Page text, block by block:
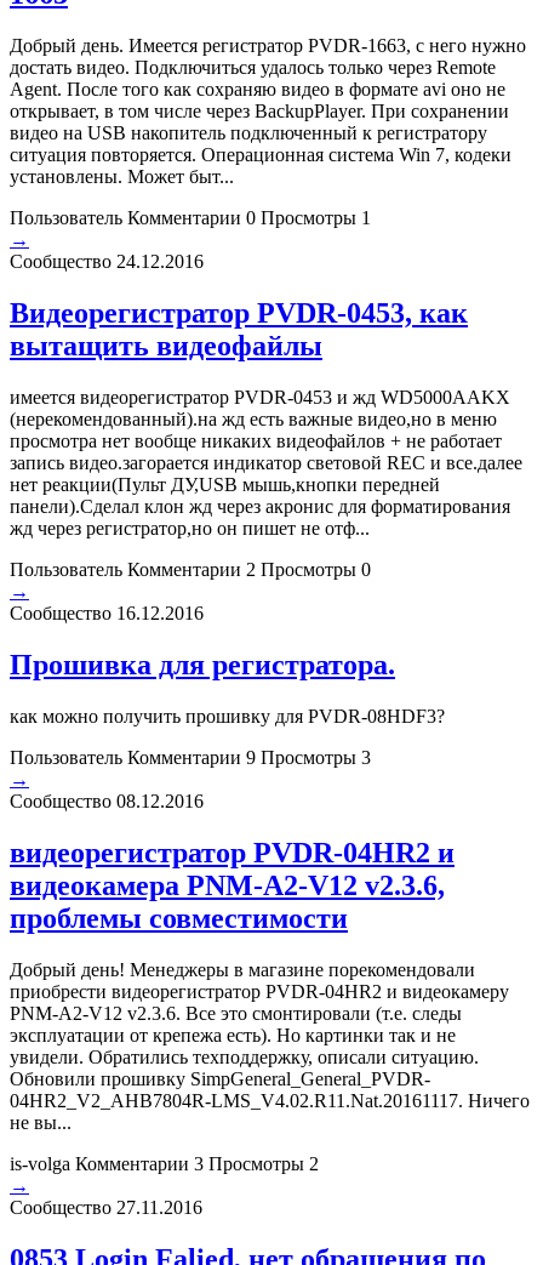
Добрый день. Имеется регистратор PVDR-1663, с него нужно
достать видео. Подключиться удалось только через Remote
Agent. После того как сохраняю видео в формате avi оно не
открывает, в том числе через BackupPlayer. При сохранении
видео на USB накопитель подключенный к регистратору
ситуация повторяется. Операционная система Win 7, кодеки
установлены. Может быт...
Пользователь Комментарии 0 Просмотры 1
→
Сообщество 24.12.2016
Видеорегистратор PVDR-0453, как
вытащить видеофайлы
имеется видеорегистратор PVDR-0453 и жд WD5000AAKX
(нерекомендованный).на жд есть важные видео,но в меню
просмотра нет вообще никаких видеофайлов + не работает
запись видео.загорается индикатор световой REC и все.далее
нет реакции(Пульт ДУ,USB мышь,кнопки передней
панели).Сделал клон жд через акронис для форматирования
жд через регистратор,но он пишет не отф...
Пользователь Комментарии 2 Просмотры 0
→
Сообщество 16.12.2016
Прошивка для регистратора.
как можно получить прошивку для PVDR-08HDF3?
Пользователь Комментарии 9 Просмотры 3
→
Сообщество 08.12.2016
видеорегистратор PVDR-04HR2 и
видеокамера PNM-A2-V12 v2.3.6,
проблемы совместимости
Добрый день! Менеджеры в магазине порекомендовали
приобрести видеорегистратор PVDR-04HR2 и видеокамеру
PNM-A2-V12 v2.3.6. Все это смонтировали (т.е. следы
эксплуатации от крепежа есть). Но картинки так и не
увидели. Обратились техподдержку, описали ситуацию.
Обновили прошивку SimpGeneral_General_PVDR-
04HR2_V2_AHB7804R-LMS_V4.02.R11.Nat.20161117. Ничего
не вы...
is-volga Комментарии 3 Просмотры 2
→
Сообщество 27.11.2016
0853 Login Falied, нет обращения по